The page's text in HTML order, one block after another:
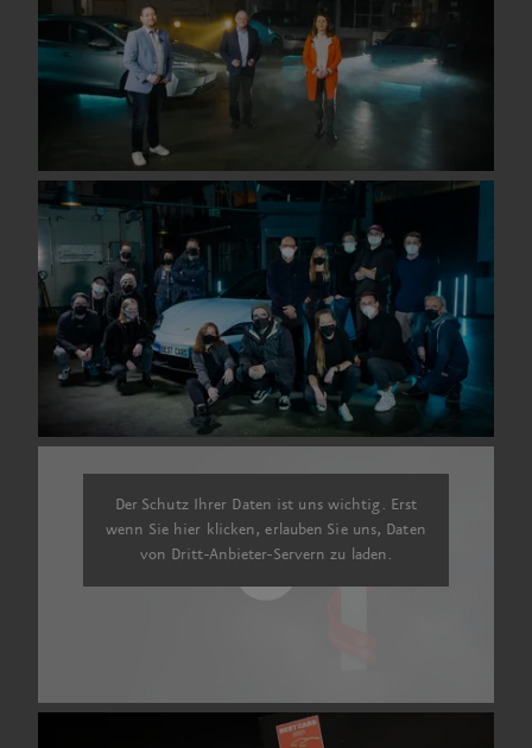
Der Schutz Ihrer Daten ist uns wichtig. Erst
wenn Sie hier klicken, erlauben Sie uns, Daten
von Dritt-Anbieter-Servern zu laden.